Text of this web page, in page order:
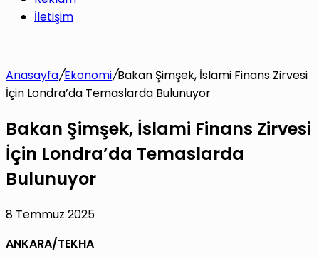
İletişim
Anasayfa/Ekonomi/Bakan Şimşek, İslami Finans Zirvesi
İçin Londra’da Temaslarda Bulunuyor
Bakan Şimşek, İslami Finans Zirvesi
İçin Londra’da Temaslarda
Bulunuyor
8 Temmuz 2025
ANKARA/TEKHA